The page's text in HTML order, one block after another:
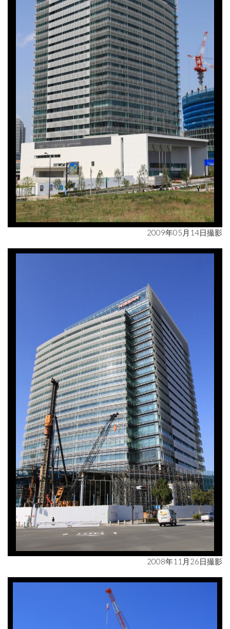
2009年05月14日撮影
2008年11月26日撮影